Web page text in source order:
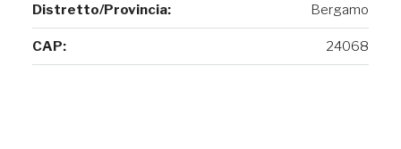
Distretto/Provincia: Bergamo
CAP: 24068